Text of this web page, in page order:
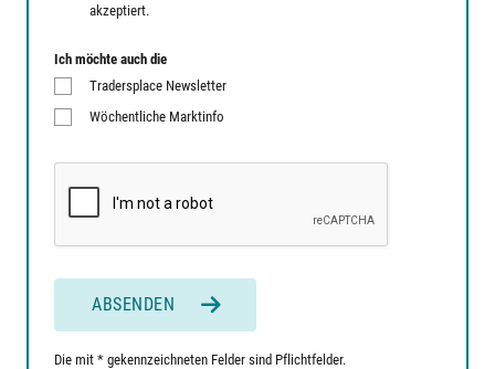
akzeptiert.
Ich möchte auch die
Tradersplace Newsletter
Wöchentliche Marktinfo
ABSENDEN
Die mit * gekennzeichneten Felder sind Pflichtfelder.